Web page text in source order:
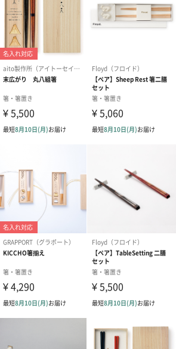
品オプション情報
お届けします。
常・写真・グリーティング）
祝いなど、様々なシーンのメッセージカ
のデザインは一部変更する場合がありま